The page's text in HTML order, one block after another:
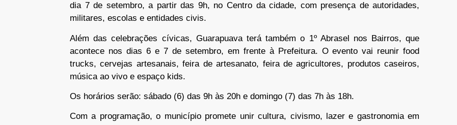
dia 7 de setembro, a partir das 9h, no Centro da cidade, com presença de autoridades,
militares, escolas e entidades civis.
Além das celebrações cívicas, Guarapuava terá também o 1º Abrasel nos Bairros, que
acontece nos dias 6 e 7 de setembro, em frente à Prefeitura. O evento vai reunir food
trucks, cervejas artesanais, feira de artesanato, feira de agricultores, produtos caseiros,
música ao vivo e espaço kids.
Os horários serão: sábado (6) das 9h às 20h e domingo (7) das 7h às 18h.
Com a programação, o município promete unir cultura, civismo, lazer e gastronomia em